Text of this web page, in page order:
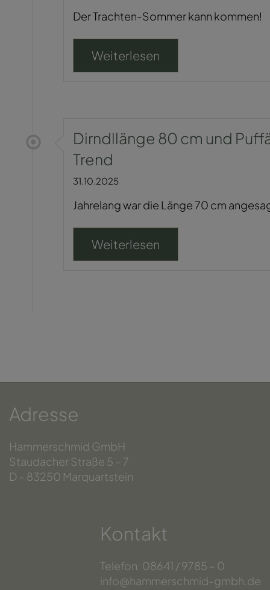
Der Trachten-Sommer kann kommen!
Weiterlesen
Dirndllänge 80 cm und
Trend
31.10.2025
Jahrelang war die Länge 70 cm
Weiterlesen
Adresse
Hammerschmid GmbH
Staudacher Straße 5 – 7
D – 83250 Marquartstein
Kontakt
Telefon: 08641 / 9785 – 0
info@hammerschmid-gmbh.de